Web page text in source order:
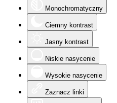
Monochromatyczny
Ciemny kontrast
Jasny kontrast
Niskie nasycenie
Wysokie nasycenie
Zaznacz linki